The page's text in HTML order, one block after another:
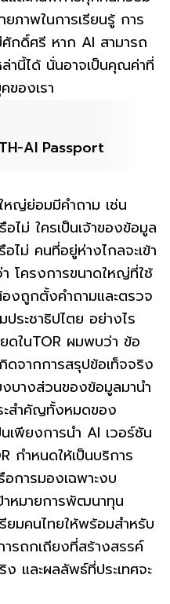
ยภาพในการเรียนรู้ การ
กดิ์ศรี หาก AI สามารถ
านี้ได้ นั่นอาจเป็นคุณค่าที่
ของเรา
AI Passport
หญ่ย่อมมีคำถาม เช่น
ไม่ ใครเป็นเจ้าของข้อมูล
ไม่ คนที่อยู่ห่างไกลจะเข้า
โครงการขนาดใหญ่ที่ใช้
งถูกตั้งคำถามและตรวจ
ระชาธิปไตย อย่างไร
ดในTOR ผมพบว่า ข้อ
จากการสรุปข้อเท็จจริง
บางส่วนของข้อมูลมานำ
ะสำคัญทั้งหมดของ
เพียงการนำ AI เวอร์ชัน
กำหนดให้เป็นบริการ
การมองเฉพาะงบ
หมายการพัฒนาทุน
ยมคนไทยให้พร้อมสำหรับ
รถกเถียงที่สร้างสรรค์
และผลลัพธ์ที่ประเทศจะ